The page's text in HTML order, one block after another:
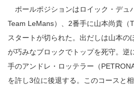
ポールポジションはロイック・デュ
Team LeMans）、2番手に山本尚貴（
スタートが切られた。出だしは山本の
が巧みなブロックでトップを死守。逆
手のアンドレ・ロッテラー（
を許し3位に後退する。このコースと